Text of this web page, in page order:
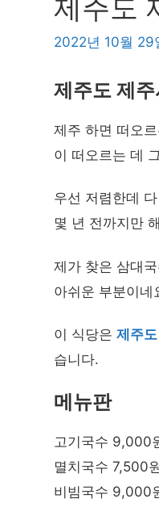
제주도
2022년 10월 29
제주도 제
제주 하면 떠오
이 떠오르는 데
우선 저렴한데
몇 년 전까지만
제가 찾은 삼대
아쉬운 부분이네
이 식당은 제주
습니다.
메뉴판
고기국수 9,000
멸치국수 7,500
비빔국수 9,000